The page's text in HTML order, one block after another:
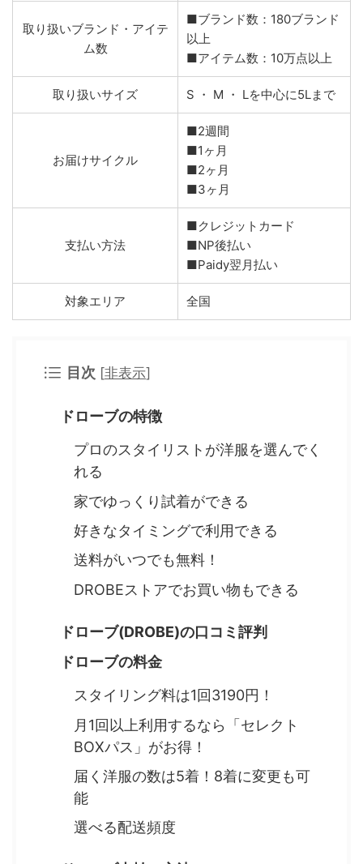
取り扱いブランド・アイテ
ム数
■ブランド数：180ブランド
以上
■アイテム数：10万点以上
取り扱いサイズ S ・ M ・ Lを中心に5Lまで
お届けサイクル
■2週間
■1ヶ月
■2ヶ月
■3ヶ月
支払い方法
■クレジットカード
■NP後払い
■Paidy翌月払い
対象エリア 全国
目次 [非表示]
ドローブの特徴
プロのスタイリストが洋服を選んでく
れる
家でゆっくり試着ができる
好きなタイミングで利用できる
送料がいつでも無料！
DROBEストアでお買い物もできる
ドローブ(DROBE)の口コミ評判
ドローブの料金
スタイリング料は1回3190円！
月1回以上利用するなら「セレクト
BOXパス」がお得！
届く洋服の数は5着！8着に変更も可
能
選べる配送頻度